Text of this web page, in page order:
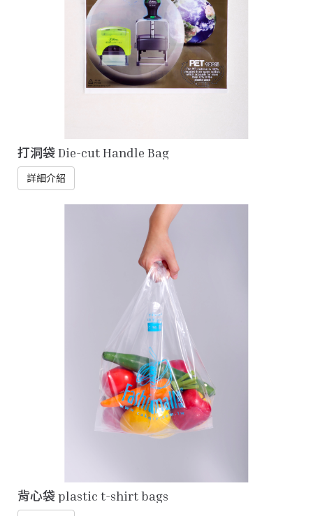
打洞袋 Die-cut Handle Bag
詳細介紹
背心袋 plastic t-shirt bags